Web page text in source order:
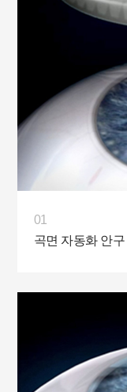
01
곡면 자동화 안